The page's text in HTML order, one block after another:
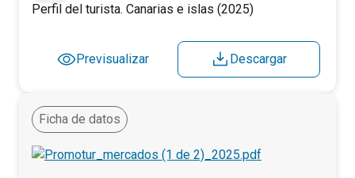
Perfil del turista. Canarias e islas (2025)
Previsualizar Descargar
Ficha de datos